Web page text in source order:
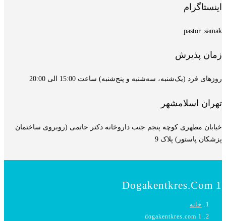
اینستاگرام
pastor_samak
زمان پذیرش
روزهای فرد (یک‌شنبه، سه‌شنبه و پنج‌شنبه) ساعت 15:00 الی 20:00
تهران اسلامشهر
خیابان مطهری کوچه پنجم جنب داروخانه دکتر حاتمی (روبروی ساختمان
پزشکان پاستور) پلاک 9
Dogakentkres.com 1
خانه
dogakentkres.com 1